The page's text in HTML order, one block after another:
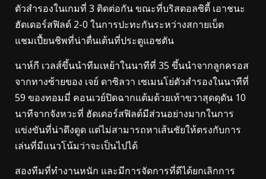
ตัวสํารองในเกมที่ 3 ติดต่อกัน ขณะที่บริสตอลซิตี้ เอาชนะ
ฮัดเดอร์สฟิลด์ 2-0 ในการปะทะกันระหว่างสกายเบ็ต
แชมเปี้ยนชิพที่น่าตื่นเต้นที่ประตูแอชตัน
นาห์กี เวลส์ขึ้นนําทีมเหย้าในนาทีที่ 35 ขึ้นนําจากลูกครอส
จากทางซ้ายของ เจย์ ดาซิลวา เซเมนโย่ตัวสํารองในนาทีที่
59 ของทอมมี่ คอนเวย์ปิดฉากแต้มด้วยเท้าขวาสุดดุดัน 10
นาทีจากจังหวะที่ ฮัดเดอร์สฟิลด์มีส่วนอย่างมากในการ
แข่งขันที่น่าดึงดูด แต่ไม่สามารถหาเส้นชัยให้ตรงกับการ
เล่นที่มีแนวโน้มว่าจะเป็นไปได้
สองทีมที่ทำงานหนัก และมีการจัดการที่ดีได้ยกเลิกการ